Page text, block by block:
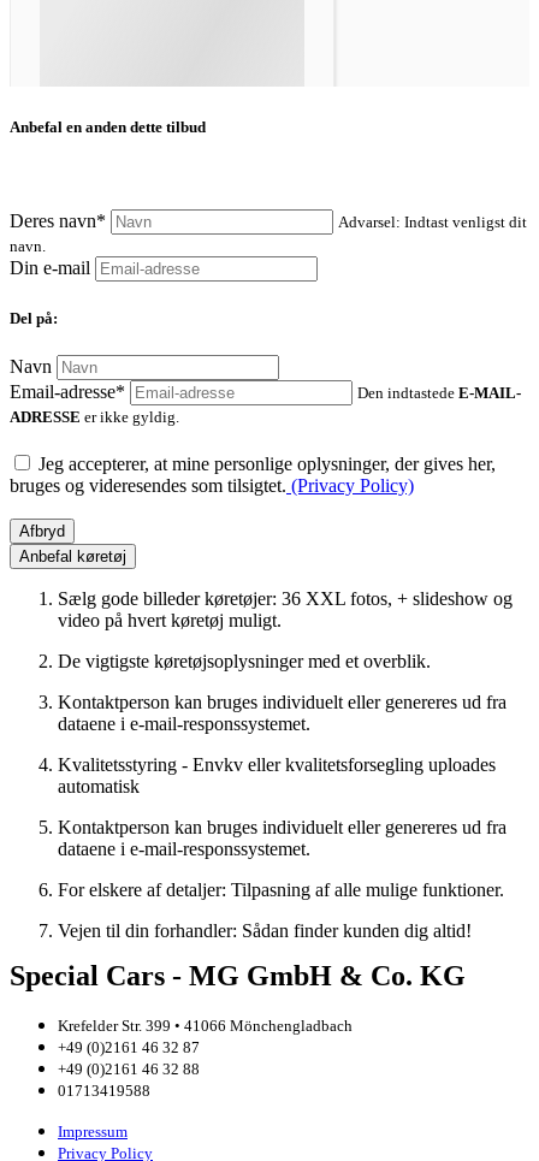
Anbefal en anden dette tilbud
Deres navn*
Advarsel: Indtast venligst dit
navn.
Din e-mail
Del på:
Navn
Email-adresse*
Den indtastede E-MAIL-
ADRESSE er ikke gyldig.
Jeg accepterer, at mine personlige oplysninger, der gives her,
bruges og videresendes som tilsigtet. (Privacy Policy)
Afbryd
Anbefal køretøj
Sælg gode billeder køretøjer: 36 XXL fotos, + slideshow og
video på hvert køretøj muligt.
De vigtigste køretøjsoplysninger med et overblik.
Kontaktperson kan bruges individuelt eller genereres ud fra
dataene i e-mail-responssystemet.
Kvalitetsstyring - Envkv eller kvalitetsforsegling uploades
automatisk
Kontaktperson kan bruges individuelt eller genereres ud fra
dataene i e-mail-responssystemet.
For elskere af detaljer: Tilpasning af alle mulige funktioner.
Vejen til din forhandler: Sådan finder kunden dig altid!
Special Cars - MG GmbH & Co. KG
Krefelder Str. 399 • 41066 Mönchengladbach
+49 (0)2161 46 32 87
+49 (0)2161 46 32 88
01713419588
Impressum
Privacy Policy